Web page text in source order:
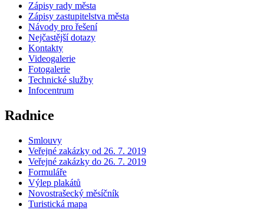
Zápisy rady města
Zápisy zastupitelstva města
Návody pro řešení
Nejčastější dotazy
Kontakty
Videogalerie
Fotogalerie
Technické služby
Infocentrum
Radnice
Smlouvy
Veřejné zakázky od 26. 7. 2019
Veřejné zakázky do 26. 7. 2019
Formuláře
Výlep plakátů
Novostrašecký měsíčník
Turistická mapa